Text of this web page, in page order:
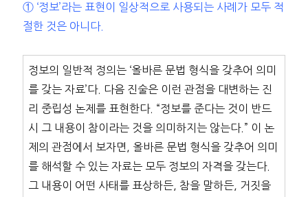
① ‘정보’라는 표현이 일상적으로 사용되는 사례가 모두 적
절한 것은 아니다.
정보의 일반적 정의는 ‘올바른 문법 형식을 갖추어 의미
를 갖는 자료’다. 다음 진술은 이런 관점을 대변하는 진
리 중립성 논제를 표현한다. “정보를 준다는 것이 반드
시 그 내용이 참이라는 것을 의미하지는 않는다.” 이 논
제의 관점에서 보자면, 올바른 문법 형식을 갖추어 의미
를 해석할 수 있는 자료는 모두 정보의 자격을 갖는다.
그 내용이 어떤 사태를 표상하든, 참을 말하든, 거짓을